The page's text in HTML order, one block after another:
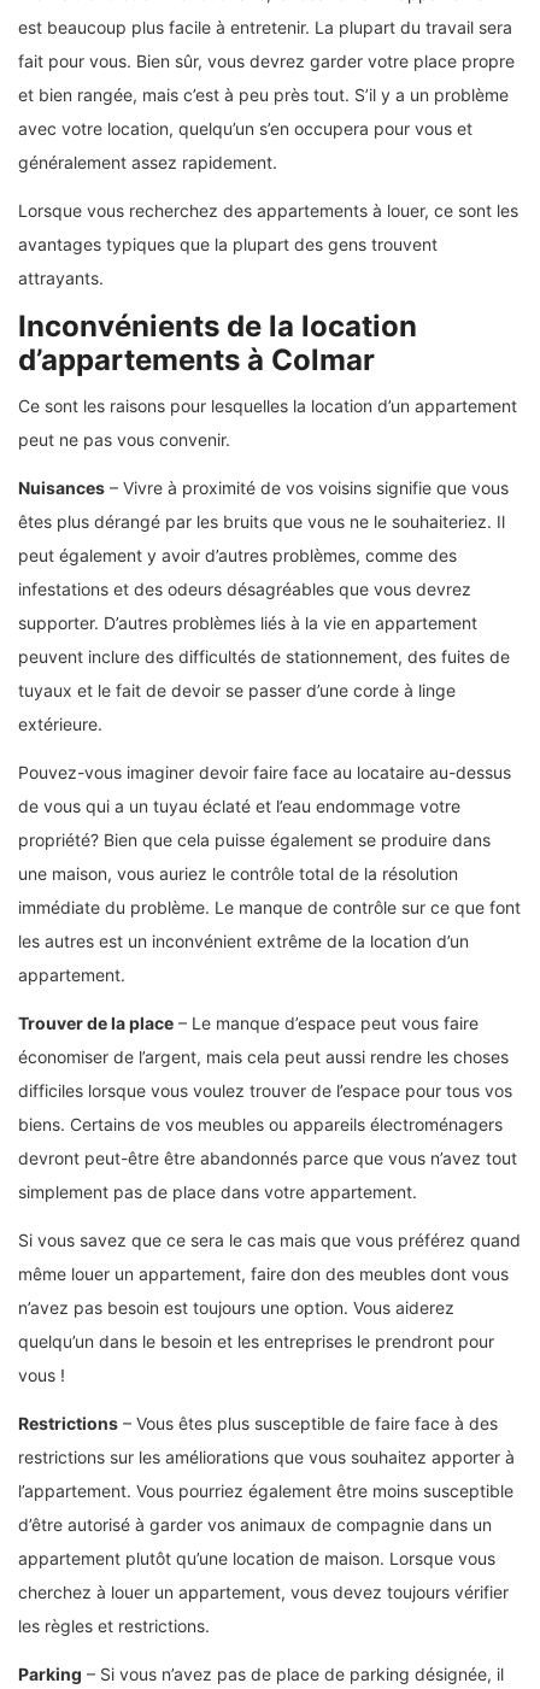
est beaucoup plus facile à entretenir. La plupart du travail sera
fait pour vous. Bien sûr, vous devrez garder votre place propre
et bien rangée, mais c’est à peu près tout. S’il y a un problème
avec votre location, quelqu’un s’en occupera pour vous et
généralement assez rapidement.
Lorsque vous recherchez des appartements à louer, ce sont les
avantages typiques que la plupart des gens trouvent
attrayants.
Inconvénients de la location
d’appartements à Colmar
Ce sont les raisons pour lesquelles la location d’un appartement
peut ne pas vous convenir.
Nuisances – Vivre à proximité de vos voisins signifie que vous
êtes plus dérangé par les bruits que vous ne le souhaiteriez. Il
peut également y avoir d’autres problèmes, comme des
infestations et des odeurs désagréables que vous devrez
supporter. D’autres problèmes liés à la vie en appartement
peuvent inclure des difficultés de stationnement, des fuites de
tuyaux et le fait de devoir se passer d’une corde à linge
extérieure.
Pouvez-vous imaginer devoir faire face au locataire au-dessus
de vous qui a un tuyau éclaté et l’eau endommage votre
propriété? Bien que cela puisse également se produire dans
une maison, vous auriez le contrôle total de la résolution
immédiate du problème. Le manque de contrôle sur ce que font
les autres est un inconvénient extrême de la location d’un
appartement.
Trouver de la place – Le manque d’espace peut vous faire
économiser de l’argent, mais cela peut aussi rendre les choses
difficiles lorsque vous voulez trouver de l’espace pour tous vos
biens. Certains de vos meubles ou appareils électroménagers
devront peut-être être abandonnés parce que vous n’avez tout
simplement pas de place dans votre appartement.
Si vous savez que ce sera le cas mais que vous préférez quand
même louer un appartement, faire don des meubles dont vous
n’avez pas besoin est toujours une option. Vous aiderez
quelqu’un dans le besoin et les entreprises le prendront pour
vous !
Restrictions – Vous êtes plus susceptible de faire face à des
restrictions sur les améliorations que vous souhaitez apporter à
l’appartement. Vous pourriez également être moins susceptible
d’être autorisé à garder vos animaux de compagnie dans un
appartement plutôt qu’une location de maison. Lorsque vous
cherchez à louer un appartement, vous devez toujours vérifier
les règles et restrictions.
Parking – Si vous n’avez pas de place de parking désignée, il